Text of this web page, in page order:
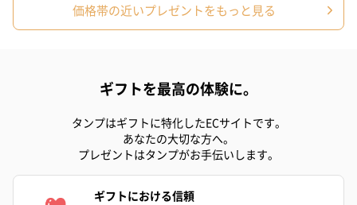
花束ハンドタオル（ピ
花束ハンドタオル（ブ
花束ハンドタ
キャンドル・お香
キャンドル・お香を同梱してお届けいたします。
価格帯の近いプレゼントをもっと見る
ギフトを最高の体験に。
タンプはギフトに特化したECサイトです。
あなたの大切な方へ。
プレゼントはタンプがお手伝いします。
ギフトにおける信頼